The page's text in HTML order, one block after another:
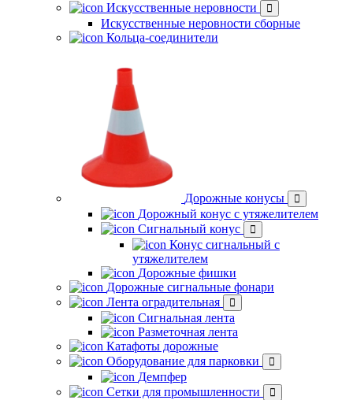
Искусственные неровности
Искусственные неровности сборные
Кольца-соединители
Дорожные конусы
Дорожный конус с утяжелителем
Сигнальный конус
Конус сигнальный с
утяжелителем
Дорожные фишки
Дорожные сигнальные фонари
Лента оградительная
Сигнальная лента
Разметочная лента
Катафоты дорожные
Оборудование для парковки
Демпфер
Сетки для промышленности